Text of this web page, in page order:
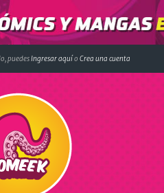
puedesIngresar aquío Crea una cuenta